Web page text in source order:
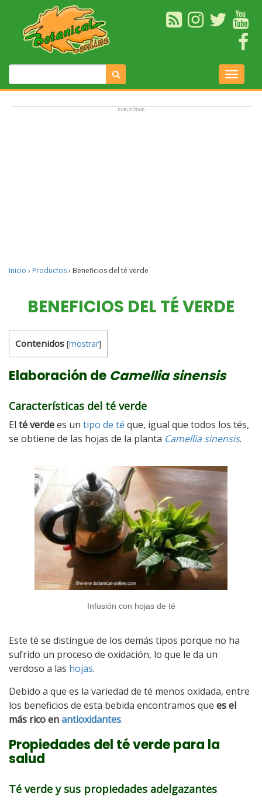
Inicio › Productos› Beneficios del té verde
BENEFICIOS DEL TÉ VERDE
Contenidos [mostrar]
Elaboración de Camellia sinensis
Características del té verde
El té verdees un tipo de té que, igual que todos los tés,
se obtiene de las hojas de la planta Camellia sinensis.
Infusión con hojas de té
Este té se distingue de los demás tipos porque no ha
sufrido un proceso de oxidación, lo que le da un
verdoso a las hojas.
Debido a que es la variedad de té menos oxidada, entre
los beneficios de esta bebida encontramos que es el
más rico enantioxidantes.
Propiedades del té verde para la
salud
Té verde y sus propiedades adelgazantes